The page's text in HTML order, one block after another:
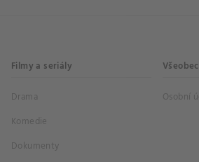
Filmy a seriály
Drama
Komedie
Dokumenty
Osobní